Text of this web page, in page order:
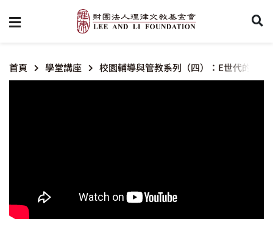
首頁 學堂講座 校園輔導與管教系列（四）：E世代的法治